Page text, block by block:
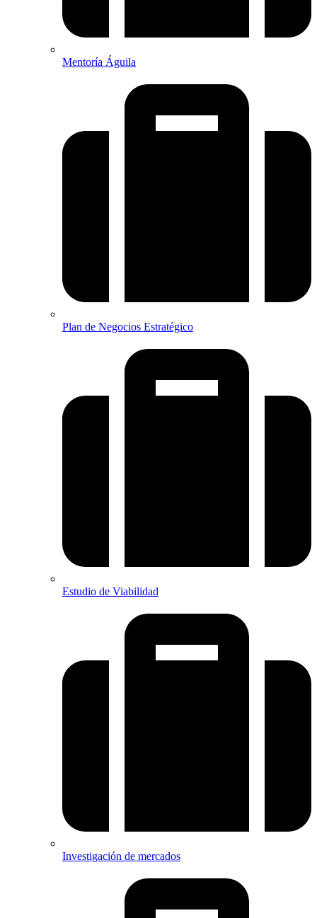
Mentoría Águila
Plan de Negocios Estratégico
Estudio de Viabilidad
Investigación de mercados